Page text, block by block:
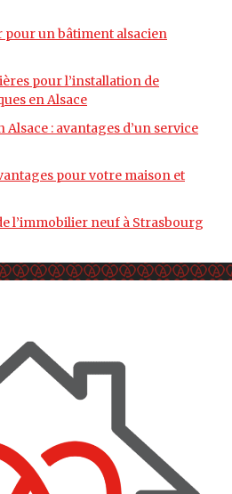
pour un bâtiment alsacien
pour l’installation de
en Alsace
: avantages d’un service
pour votre maison et
l’immobilier neuf à Strasbourg